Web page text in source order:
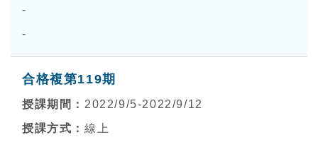
-
-
合格複第119期
2022/9/5-2022/9/12
線上